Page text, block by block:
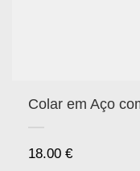
Colar em Aço
18.00 €